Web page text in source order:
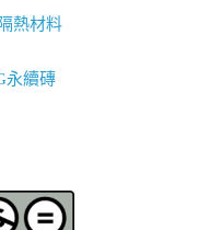
熱材料
永續磚